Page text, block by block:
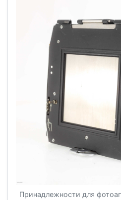
Принадлежности для